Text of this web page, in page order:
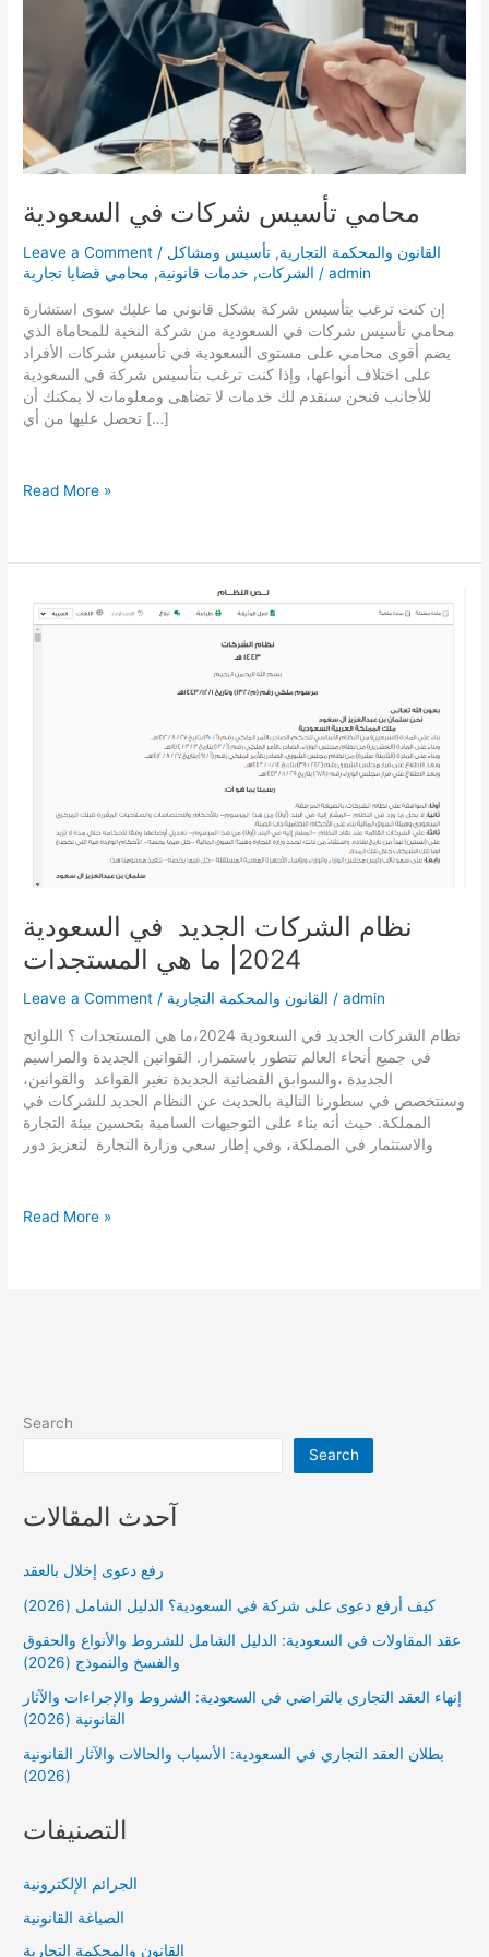
محامي تأسيس شركات في السعودية
Leave a Comment / القانون والمحكمة التجارية, تأسيس ومشاكل
الشركات, خدمات قانونية, محامي قضايا تجارية /admin
إن كنت ترغب بتأسيس شركة بشكل قانوني ما عليك سوى استشارة
محامي تأسيس شركات في السعودية من شركة النخبة للمحاماة الذي
يضم أقوى محامي على مستوى السعودية في تأسيس شركات الأفراد
على اختلاف أنواعها، وإذا كنت ترغب بتأسيس شركة في السعودية
للأجانب فنحن سنقدم لك خدمات لا تضاهى ومعلومات لا يمكنك أن
تحصل عليها من أي […]
محامي
Read More »
نظام الشركات الجديد في السعودية
2024| ما هي المستجدات
Leave a Comment / القانون والمحكمة التجارية /admin
نظام الشركات الجديد في السعودية 2024،ما هي المستجدات ؟ اللوائح
في جميع أنحاء العالم تتطور باستمرار. القوانين الجديدة والمراسيم
الجديدة ،والسوابق القضائية الجديدة تغير القواعد والقوانين،
وسنتخصص في سطورنا التالية بالحديث عن النظام الجديد للشركات في
المملكة. حيث أنه بناء على التوجيهات السامية بتحسين بيئة التجارة
والاستثمار في المملكة، وفي إطار سعي وزارة التجارة لتعزيز دور
نظام
Read More »
Search
Search
آحدث المقالات
رفع دعوى إخلال بالعقد
كيف أرفع دعوى على شركة في السعودية؟ الدليل الشامل (2026)
عقد المقاولات في السعودية: الدليل الشامل للشروط والأنواع والحقوق
والفسخ والنموذج (2026)
إنهاء العقد التجاري بالتراضي في السعودية: الشروط والإجراءات والآثار
القانونية (2026)
بطلان العقد التجاري في السعودية: الأسباب والحالات والآثار القانونية
(2026)
التصنيفات
الجرائم الإلكترونية
الصياغة القانونية
القانون والمحكمة التجارية